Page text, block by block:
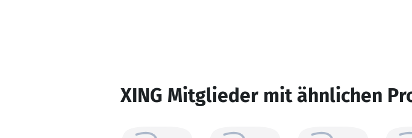
XING Mitglieder mit ähnlichen